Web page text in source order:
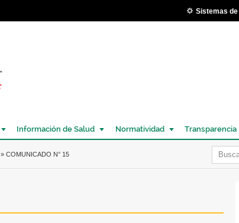
Sistemas
Información de Salud Normatividad Transparencia
» COMUNICADO N° 15